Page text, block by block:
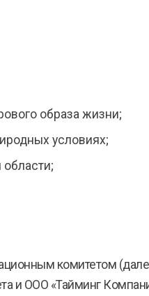
образа жизни;
условиях;
комитетом
и ООО «Тайминг